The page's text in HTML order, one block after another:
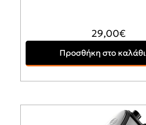
29,00€
Προσθήκη στο καλάθι